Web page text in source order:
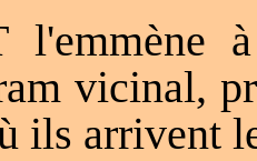
l'emmène
vicinal,
ils arrivent